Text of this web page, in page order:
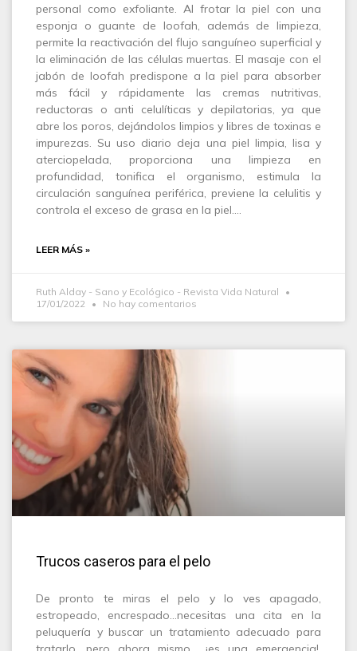
personal como exfoliante. Al frotar la piel con una
esponja o guante de loofah, además de limpieza,
permite la reactivación del flujo sanguíneo superficial y
la eliminación de las células muertas. El masaje con el
jabón de loofah predispone a la piel para absorber
más fácil y rápidamente las cremas nutritivas,
reductoras o anti celulíticas y depilatorias, ya que
abre los poros, dejándolos limpios y libres de toxinas e
impurezas. Su uso diario deja una piel limpia, lisa y
aterciopelada, proporciona una limpieza en
profundidad, tonifica el organismo, estimula la
circulación sanguínea periférica, previene la celulitis y
controla el exceso de grasa en la piel.…
LEER MÁS »
Ruth Alday - Sano y Ecológico - Revista Vida Natural
17/01/2022
No hay comentarios
Trucos caseros para el pelo
De pronto te miras el pelo y lo ves apagado,
estropeado, encrespado…necesitas una cita en la
peluquería y buscar un tratamiento adecuado para